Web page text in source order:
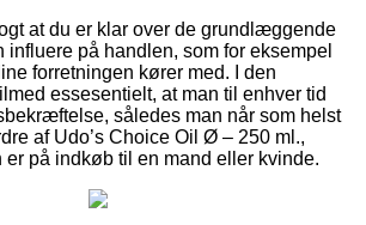
at du er klar over de grundlæggende
influere på handlen, som for eksempel
forretningen kører med. I den
essesentielt, at man til enhver tid
således man når som helst
af Udo’s Choice Oil Ø – 250 ml.,
er på indkøb til en mand eller kvinde.